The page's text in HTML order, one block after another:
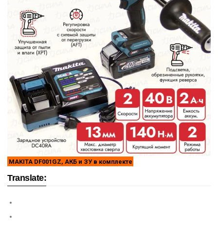
MAKITA DF001GZ, АКБ и ЗУ в комплекте
Translate: